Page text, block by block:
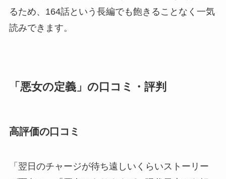
るため、164話という長編でも飽きることなく一気
読みできます。
「悪女の定義」の口コミ・評判
高評価の口コミ
「翌日のチャージが待ち遠しいくらいストーリー